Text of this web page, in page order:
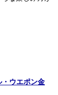
ウエポン金